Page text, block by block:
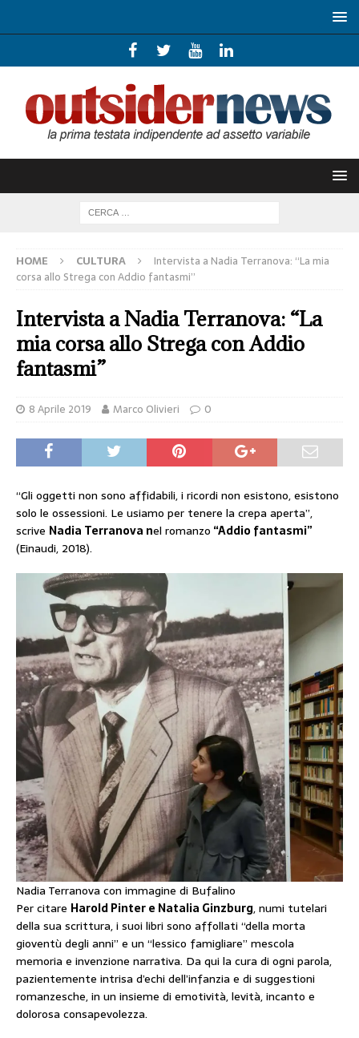
HOME CULTURA
Intervista a Nadia Terranova: “La mia
corsa allo Strega con Addio fantasmi”
Intervista a Nadia Terranova: “La
mia corsa allo Strega con Addio
fantasmi”
8 Aprile 2019 Marco Olivieri 0
“Gli oggetti non sono affidabili, i ricordi non esistono, esistono
solo le ossessioni. Le usiamo per tenere la crepa aperta”,
scrive Nadia Terranova nel romanzo “Addio fantasmi”
(Einaudi, 2018).
Nadia Terranova con immagine di Bufalino
Per citare Harold Pinter e Natalia Ginzburg, numi tutelari
della sua scrittura, i suoi libri sono affollati “della morta
gioventù degli anni” e un “lessico famigliare” mescola
memoria e invenzione narrativa. Da qui la cura di ogni parola,
pazientemente intrisa d’echi dell’infanzia e di suggestioni
romanzesche, in un insieme di emotività, levità, incanto e
dolorosa consapevolezza.